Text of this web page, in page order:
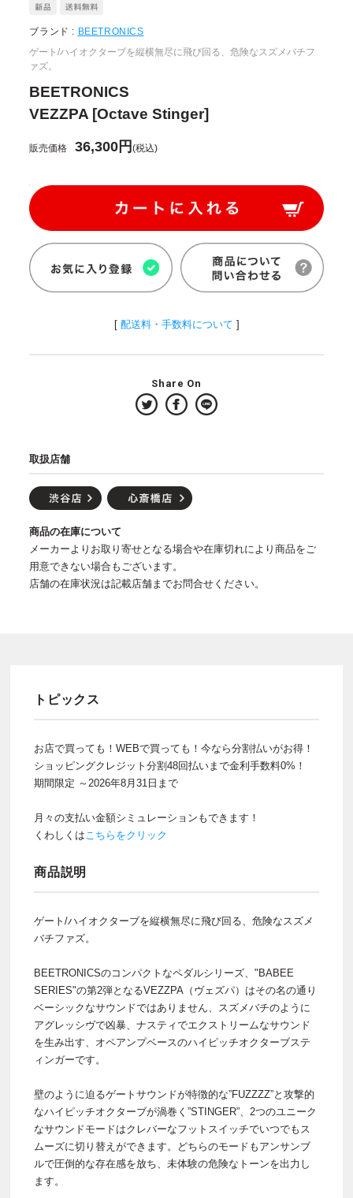
ブランド : BEETRONICS
ゲート/ハイオクターブを縦横無尽に飛び回る、危険なスズメバチフ
ァズ。
BEETRONICS
VEZZPA [Octave Stinger]
販売価格 36,300円(税込)
[ 配送料・手数料について ]
Share On
取扱店舗
商品の在庫について
メーカーよりお取り寄せとなる場合や在庫切れにより商品をご
用意できない場合もございます。
店舗の在庫状況は記載店舗までお問合せください。
トピックス
お店で買っても！WEBで買っても！今なら分割払いがお得！
ショッピングクレジット分割48回払いまで金利手数料0%！
期間限定 ～2026年8月31日まで
月々の支払い金額シミュレーションもできます！
くわしくはこちらをクリック
商品説明
ゲート/ハイオクターブを縦横無尽に飛び回る、危険なスズメ
バチファズ。
BEETRONICSのコンパクトなペダルシリーズ、"BABEE
SERIES"の第2弾となるVEZZPA（ヴェズパ）はその名の通り
ベーシックなサウンドではありません、スズメバチのように
アグレッシヴで凶暴、ナスティでエクストリームなサウンド
を生み出す、オペアンプベースのハイピッチオクターブステ
ィンガーです。
壁のように迫るゲートサウンドが特徴的な”FUZZZZ”と攻撃的
なハイピッチオクターブが渦巻く”STINGER”、2つのユニーク
なサウンドモードはクレバーなフットスイッチでいつでもス
ムーズに切り替えができます。どちらのモードもアンサンブ
ルで圧倒的な存在感を放ち、未体験の危険なトーンを出力し
ます。